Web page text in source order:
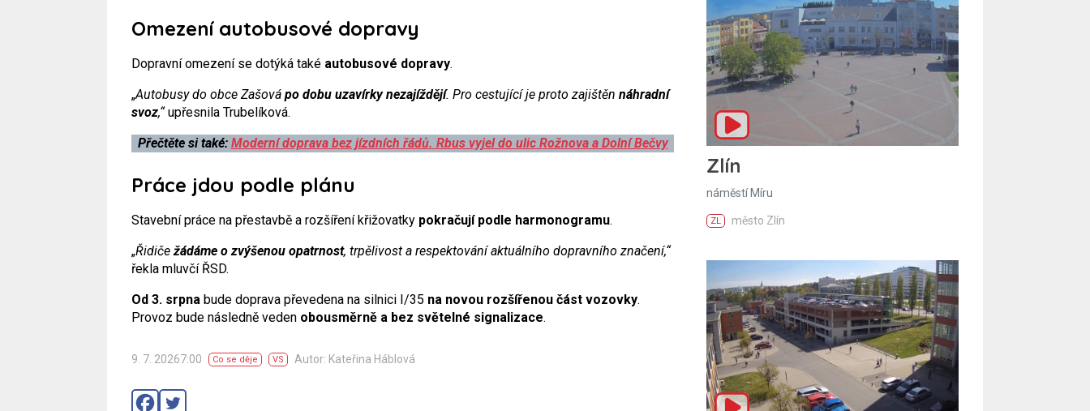
Omezení autobusové dopravy
Dopravní omezení se dotýká také autobusové dopravy.
„Autobusy do obce Zašová po dobu uzavírky nezajíždějí. Pro cestující je proto zajištěn náhradní
svoz,“upřesnila Trubelíková.
Přečtěte si také: Moderní doprava bez jízdních řádů. Rbus vyjel do ulic Rožnova a Dolní Bečvy
Práce jdou podle plánu
Stavební práce na přestavbě a rozšíření křižovatky pokračují podle harmonogramu.
„Řidičežádáme o zvýšenou opatrnost, trpělivost a respektování aktuálního dopravního značení,“
řekla mluvčí ŘSD.
Od 3. srpna bude doprava převedena na silnici I/35 na novou rozšířenou část vozovky.
Provoz bude následně veden obousměrně a bez světelné signalizace.
9. 7. 20267:00 Co se děje VS Autor: Kateřina Háblová
Zlín
náměstí Míru
ZL město Zlín